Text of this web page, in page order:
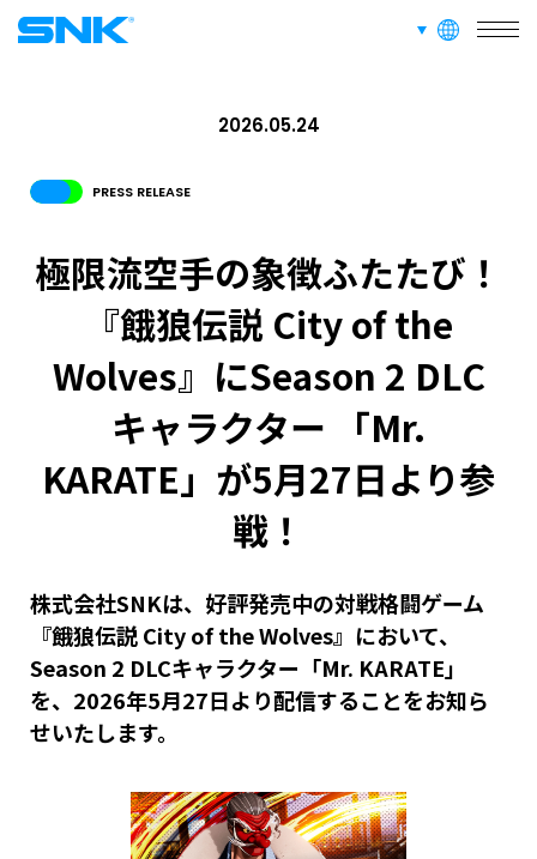
言語切り替え
PRESS RELEASE
2026.05.24
極限流空手の象徴ふたたび！
『餓狼伝説 City of the
Wolves』にSeason 2 DLC
キャラクター 「Mr.
KARATE」が5月27日より参
戦！
株式会社SNKは、好評発売中の対戦格闘ゲーム
『餓狼伝説 City of the Wolves』において、
Season 2 DLCキャラクター「Mr. KARATE」
を、2026年5月27日より配信することをお知ら
せいたします。